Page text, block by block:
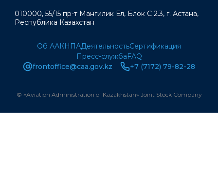
010000, 55/15 пр-т Мангилик Ел, Блок С 2.3, г. Астана,
Республика Казахстан
Об ААКНПАДеятельностьСертификация
Пресс-службаFAQ
frontoffice@caa.gov.kz
+7 (7172) 79-82-28
© «Aviation Administration of Kazakhstan» Joint Stock Company